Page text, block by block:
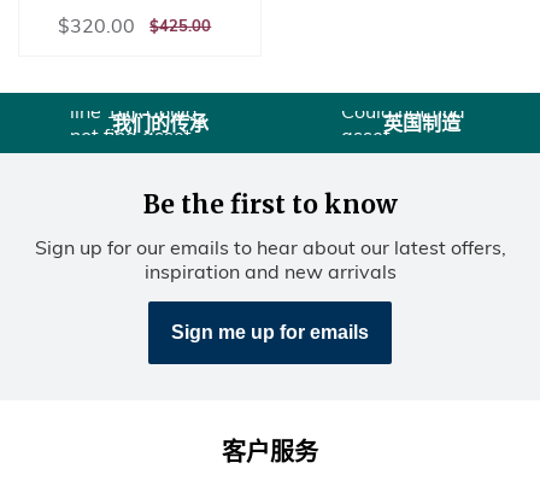
销
格
$320.00 $320.00
正
格
$425.00$425.00
(sections/usps
line 10): Could
not find asset
snippets/图标
我们的传承
line 10):
Could not find
asset
snippets/图标
国.liquid
英国制造
Be the first to know
Sign up for our emails to hear about our latest offers,
inspiration and new arrivals
Sign me up for emails
客户服务